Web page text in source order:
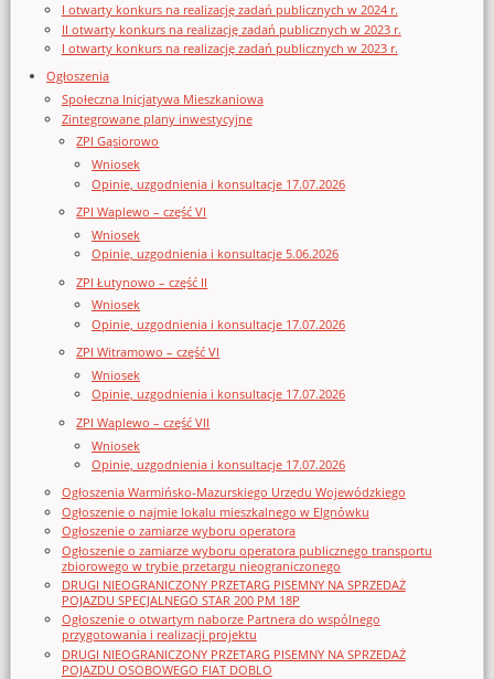
I otwarty konkurs na realizację zadań publicznych w 2024 r.
II otwarty konkurs na realizację zadań publicznych w 2023 r.
I otwarty konkurs na realizację zadań publicznych w 2023 r.
Ogłoszenia
Społeczna Inicjatywa Mieszkaniowa
Zintegrowane plany inwestycyjne
ZPI Gąsiorowo
Wniosek
Opinie, uzgodnienia i konsultacje 17.07.2026
ZPI Waplewo – część VI
Wniosek
Opinie, uzgodnienia i konsultacje 5.06.2026
ZPI Łutynowo – część II
Wniosek
Opinie, uzgodnienia i konsultacje 17.07.2026
ZPI Witramowo – część VI
Wniosek
Opinie, uzgodnienia i konsultacje 17.07.2026
ZPI Waplewo – część VII
Wniosek
Opinie, uzgodnienia i konsultacje 17.07.2026
Ogłoszenia Warmińsko-Mazurskiego Urzędu Wojewódzkiego
Ogłoszenie o najmie lokalu mieszkalnego w Elgnówku
Ogłoszenie o zamiarze wyboru operatora
Ogłoszenie o zamiarze wyboru operatora publicznego transportu
zbiorowego w trybie przetargu nieograniczonego
DRUGI NIEOGRANICZONY PRZETARG PISEMNY NA SPRZEDAŻ
POJAZDU SPECJALNEGO STAR 200 PM 18P
Ogłoszenie o otwartym naborze Partnera do wspólnego
przygotowania i realizacji projektu
DRUGI NIEOGRANICZONY PRZETARG PISEMNY NA SPRZEDAŻ
POJAZDU OSOBOWEGO FIAT DOBLO